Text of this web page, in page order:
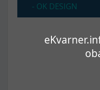
- OK DESIGN